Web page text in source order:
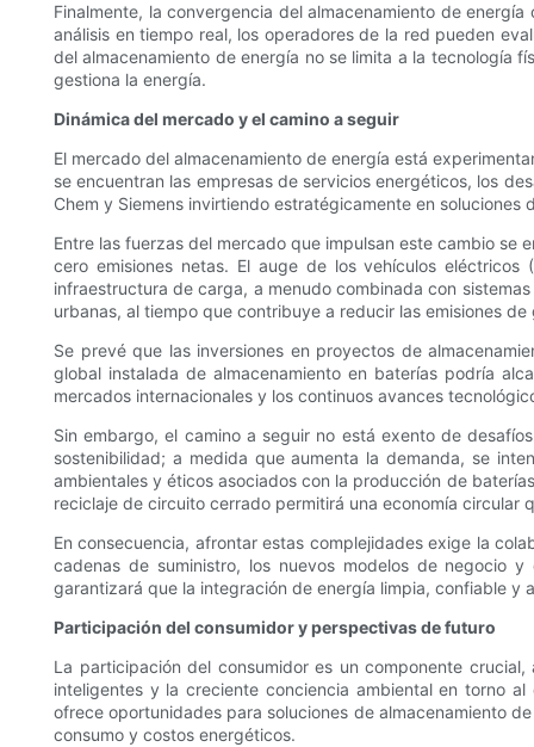
Finalmente, la convergencia del almacenamiento de
análisis en tiempo real, los operadores de la red pueden
del almacenamiento de energía no se limita a la tecnología
gestiona la energía.
Dinámica del mercado y el camino a seguir
El mercado del almacenamiento de energía está
se encuentran las empresas de servicios energéticos, los
Chem y Siemens invirtiendo estratégicamente en
Entre las fuerzas del mercado que impulsan este cambio
cero emisiones netas. El auge de los vehículos
infraestructura de carga, a menudo combinada con
urbanas, al tiempo que contribuye a reducir las emisiones
Se prevé que las inversiones en proyectos de
global instalada de almacenamiento en baterías podría
mercados internacionales y los continuos avances
Sin embargo, el camino a seguir no está exento de
sostenibilidad; a medida que aumenta la demanda, se
ambientales y éticos asociados con la producción de
reciclaje de circuito cerrado permitirá una economía circular
En consecuencia, afrontar estas complejidades exige la
cadenas de suministro, los nuevos modelos de negocio
garantizará que la integración de energía limpia, confiable y
Participación del consumidor y perspectivas de futuro
La participación del consumidor es un componente
inteligentes y la creciente conciencia ambiental en torno
ofrece oportunidades para soluciones de almacenamiento
consumo y costos energéticos.